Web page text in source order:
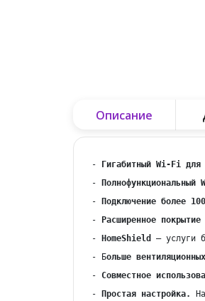
Описание
- Гигабитный Wi-Fi для
-
Полнофункциональный
-
Подключение более
-
Расширенное покрытие
- HomeShield
— услуги
- Больше
- Совместное
-
Простая настройка.